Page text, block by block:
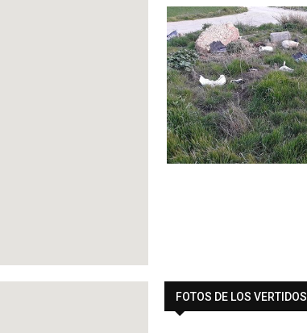
FOTOS DE LOS VERTIDOS